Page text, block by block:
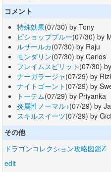
コメント
特殊効果(07/30) by Tony
ビショップブルー(07/30) by
ルサールカ(07/30) by Raju
モンダリン(07/30) by Carlos
フレイムスピリット (07/30)
ナーガラージャ(07/29) by
ナイトゴーント (07/29) by
トーテム(07/29) by Priyanka
炎属性ノーマル+(07/29) by
スキルスイーツ(07/29) by
その他
ドラゴンコレクション攻略図鑑Z
edit